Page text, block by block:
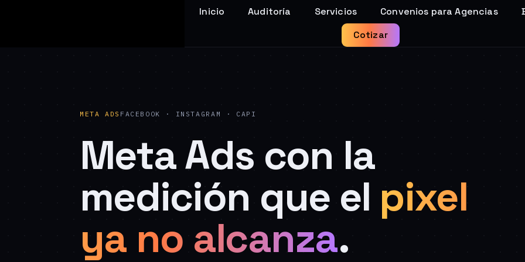
Inicio Auditoría Servicios Convenios para Agencias
Cotizar
META ADS FACEBOOK · INSTAGRAM · CAPI
Meta Ads con la
medición que el pixel
ya no alcanza.